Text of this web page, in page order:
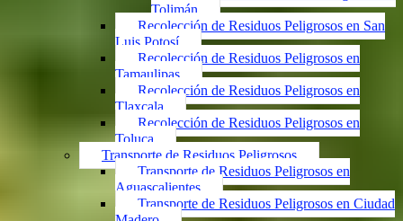
Tolimán
Recolección de Residuos Peligrosos en San
Luis Potosí
Recolección de Residuos Peligrosos en
Tamaulipas
Recolección de Residuos Peligrosos en
Tlaxcala
Recolección de Residuos Peligrosos en
Toluca
Transporte de Residuos Peligrosos
Transporte de Residuos Peligrosos en
Aguascalientes
Transporte de Residuos Peligrosos en Ciudad